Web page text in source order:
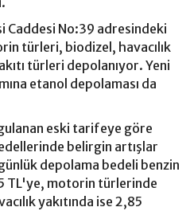
Caddesi No:39 adresindeki
türleri, biodizel, havacılık
türleri depolanıyor. Yeni
etanol depolaması da
eski tarifeye göre
belirgin artışlar
depolama bedeli benzin
TL'ye, motorin türlerinde
yakıtında ise 2,85